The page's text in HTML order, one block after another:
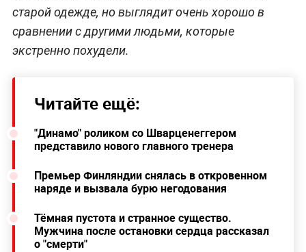
старой одежде, но выглядит очень хорошо в
сравнении с другими людьми, которые
экстренно похудели.
Читайте ещё:
"Динамо" роликом со Шварценеггером
представило нового главного тренера
Премьер Финляндии снялась в откровенном
наряде и вызвала бурю негодования
Тёмная пустота и странное существо.
Мужчина после остановки сердца рассказал
о "смерти"